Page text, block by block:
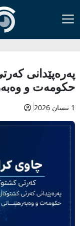
په‌ره‌پێدانی
حكومه‌ت و
1 نیسان 2026